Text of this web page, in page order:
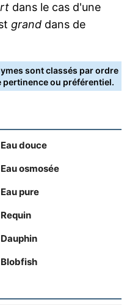
dans le cas d'une
granddans de
sont classés par ordre
pertinence ou préférentiel.
Eau douce
Eau osmosée
Eau pure
Requin
Dauphin
Blobfish